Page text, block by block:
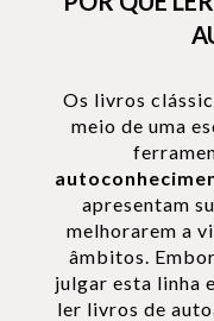
Os livros
meio de uma
apresentam
melhorarem a
âmbitos.
julgar esta linha
ler livros de